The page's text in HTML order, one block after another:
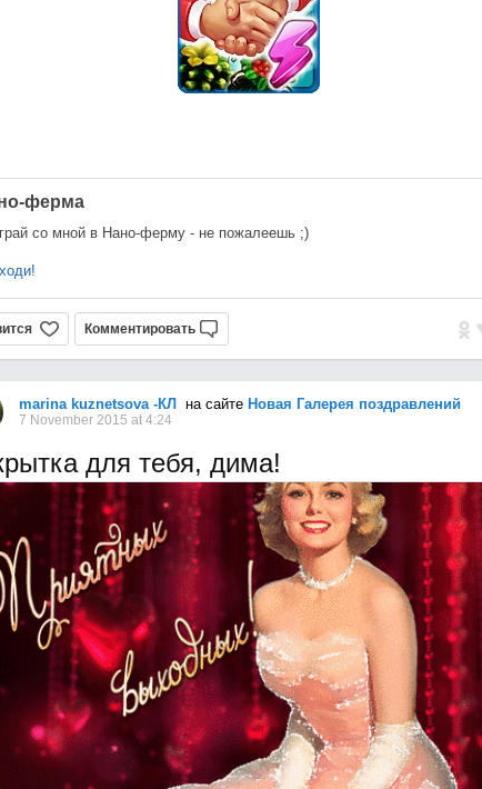
ферма
со мной в Нано-ферму - не пожалеешь ;)
Комментировать
marina kuznetsova -КЛ на сайте Новая Галерея поздравлений
7 November 2015 at 4:24
для тебя, дима!